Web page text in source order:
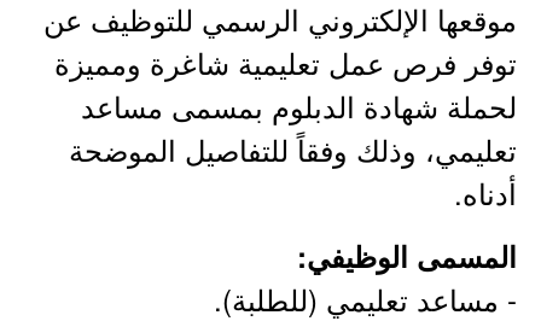
موقعها الإلكتروني الرسمي للتوظيف عن
توفر فرص عمل تعليمية شاغرة ومميزة
لحملة شهادة الدبلوم بمسمى مساعد
تعليمي، وذلك وفقاً للتفاصيل الموضحة
أدناه.
المسمى الوظيفي:
- مساعد تعليمي (للطلبة).